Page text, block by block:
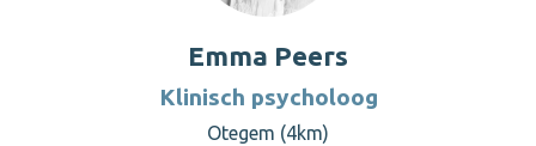
Emma Peers
Klinisch psycholoog
Otegem (4km)